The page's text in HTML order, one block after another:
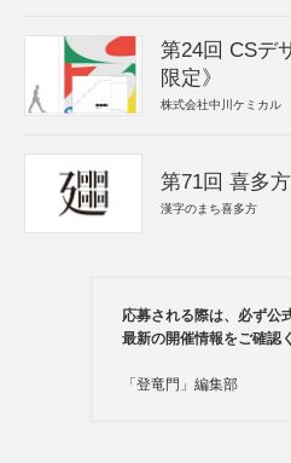
第24回 CSデ
限定》
株式会社中川ケミカル
第71回 喜多
漢字のまち喜多方
応募される際は、必ず公
最新の開催情報をご確認
「登竜門」編集部